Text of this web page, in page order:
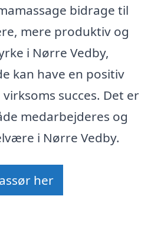
bidrage til
mere produktiv og
i Nørre Vedby,
kan have en positiv
succes. Det er
medarbejderes og
i Nørre Vedby.
her